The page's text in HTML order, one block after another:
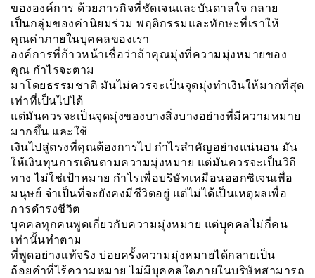
ขององค์การ ด้วยภารกิจที่ชัดเจนและบันดาลใจ กลาย
เป็นกลุ่มของค่านิยมร่วม พฤติกรรมและทักษะที่เราให้
คุณค่าภายในบุคคลของเรา
องค์การที่ก้าวหน้าเชื่อว่าถ้าคุณมุ่งที่ความมุ่งหมายของ
คุณ กำไรจะตาม
มาโดยธรรมชาติ มันไม่ควรจะเป็นจุดมุ่งทำเงินให้มากที่สุด
เท่าที่เป็นไปได้
แต่มันควรจะเป็นจุดมุ่งของบางสิ่งบางอย่างที่มีความหมาย
มากขึ้น และใช้
เงินไปสู่ตรงที่คุณต้องการไป กำไรสำคัญอย่างแน่นอน มัน
ให้เงินทุนการเดินตามความมุ่งหมาย แต่มันควรจะเป็นวิถี
ทาง ไม่ใช่เป้าหมาย กำไรเพื่อบริษัทเหมือนออกซิเจนเพื่อ
มนุษย์ จำเป็นที่จะยังคงมีชีวิตอยู่ แต่ไม่ได้เป็นเหตุผลเพื่อ
การดำรงชีวิต
บุคคลทุกคนพูดเกี่ยวกับความมุ่งหมาย แต่บุุคคลไม่กี่คน
เท่านั้นทำตาม
ที่พูดอย่างเเท้จริง บ่อยครั้งความมุ่งหมายได้กลายเป็น
ถ้อยคำที่ไร้ความหมาย ไม่มีบุคคลใดภายในบริษัทสามารถ